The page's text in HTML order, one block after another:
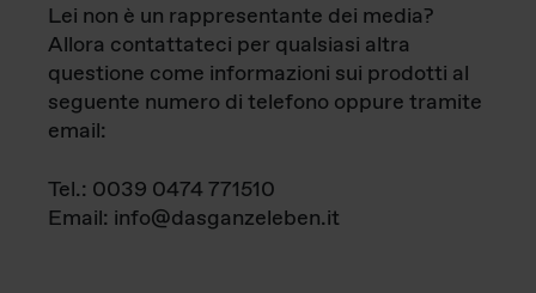
Lei non è un rappresentante dei media?
Allora contattateci per qualsiasi altra
questione come informazioni sui prodotti al
seguente numero di telefono oppure tramite
email:
Tel.: 0039 0474 771510
Email: info@dasganzeleben.it